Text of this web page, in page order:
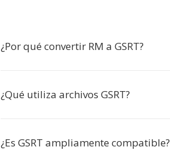
¿Por qué convertir RM a GSRT?
¿Qué utiliza archivos GSRT?
¿Es GSRT ampliamente compatible?